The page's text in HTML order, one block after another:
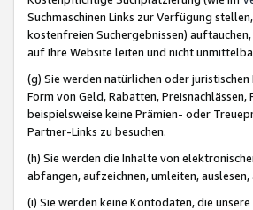
Suchmaschinen Links zur Verfügung
kostenfreien Suchergebnissen)
auf Ihre Website leiten und nicht
(g) Sie werden natürlichen oder
Form von Geld, Rabatten,
beispielsweise keine Prämien- oder
Partner-Links zu besuchen.
(h) Sie werden die Inhalte von
abfangen, aufzeichnen, umleiten,
(i) Sie werden keine Kontodaten, die